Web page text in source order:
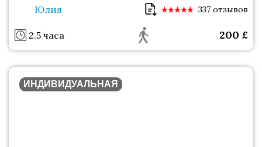
Юлия 337 отзывов
2.5 часа 200 £
ИНДИВИДУАЛЬНАЯ